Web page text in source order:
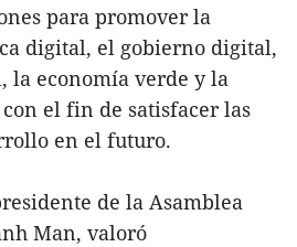
para promover la
digital, el gobierno digital,
la economía verde y la
el fin de satisfacer las
en el futuro.
de la Asamblea
Man, valoró